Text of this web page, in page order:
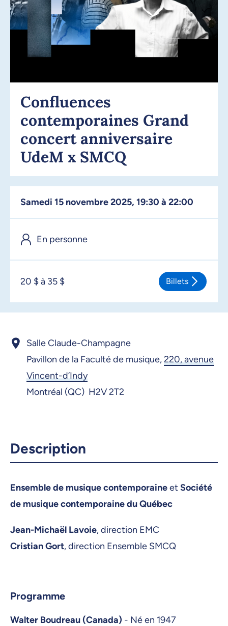
Confluences
contemporaines Grand
concert anniversaire
UdeM x SMCQ
samedi 15 novembre 2025, 19:30 à 22:00
En personne
20 $ à 35 $ Billets
Salle Claude-Champagne
Pavillon de la Faculté de musique,220, avenue
Vincent-d’Indy
Montréal (QC) H2V 2T2
Description
Ensemble de musique contemporaineet Société
de musique contemporaine du Québec
Jean-Michaël Lavoie, direction EMC
Cristian Gort, direction Ensemble SMCQ
Programme
Walter Boudreau (Canada) - Né en 1947